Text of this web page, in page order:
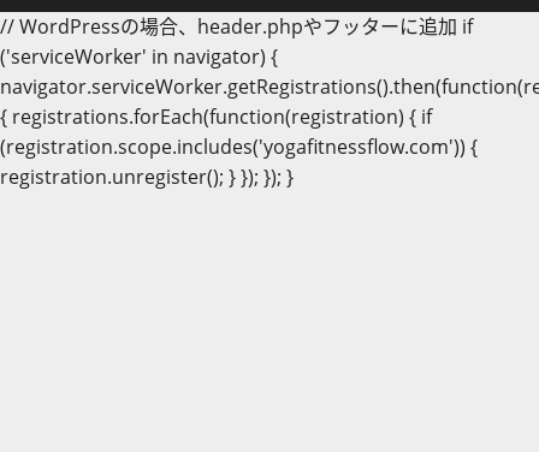
// WordPressの場合、header.phpやフッターに追加 if
('serviceWorker' in navigator) {
{ registrations.forEach(function(registration) { if
(registration.scope.includes('yogafitnessflow.com')) {
registration.unregister(); } }); }); }